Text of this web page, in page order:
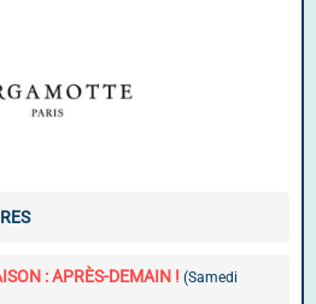
: APRÈS-DEMAIN ! (Samedi